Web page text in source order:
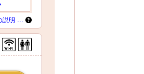
説明 …